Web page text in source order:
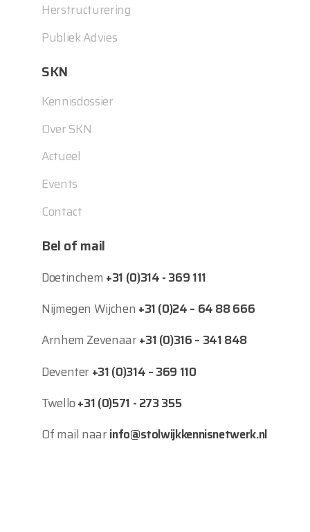
Herstructurering
Publiek Advies
SKN
Kennisdossier
Over SKN
Actueel
Events
Contact
Bel of mail
Doetinchem +31 (0)314 - 369 111
Nijmegen Wijchen +31 (0)24 – 64 88 666
Arnhem Zevenaar+31 (0)316 – 341 848
Deventer +31 (0)314 – 369 110
Twello+31 (0)571 - 273 355
Of mail naarinfo@stolwijkkennisnetwerk.nl